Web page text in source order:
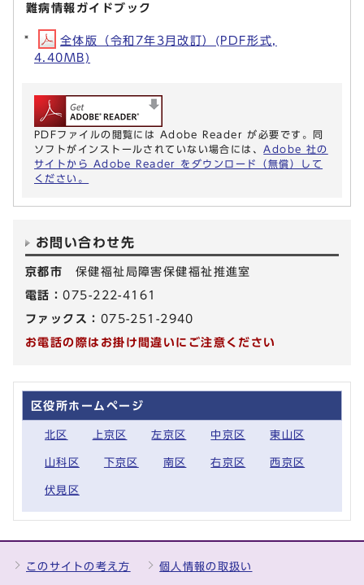
難病情報ガイドブック
全体版（令和7年3月改訂）(PDF形式,
4.40MB)
PDFファイルの閲覧には Adobe Reader が必要です。同
ソフトがインストールされていない場合には、 Adobe 社の
サイトから Adobe Reader をダウンロード（無償）して
ください。
お問い合わせ先
京都市 保健福祉局障害保健福祉推進室
電話：075-222-4161
ファックス： 075-251-2940
お電話の際はお掛け間違いにご注意ください
区役所ホームページ
北区 上京区 左京区 中京区 東山区
山科区 下京区 南区 右京区 西京区
伏見区
このサイトの考え方 個人情報の取扱い